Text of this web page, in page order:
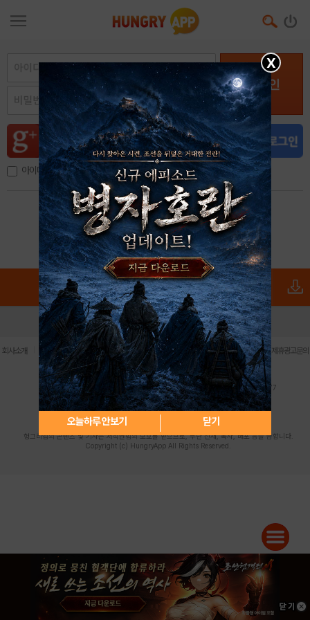
로그인
아이디, 이메일 저장
아이디 / 비밀번호 찾기 회원가입
X
오늘하루 안보기 닫기
로그인 PC버전 전체앱
회사소개 이용약관 | 개인정보 처리방침 | 청소년 보호정책 | 불법촬영물 신고센터 | 제휴광고문의
사업자등록번호:119-86-61101 (주)스마트나우 대표이사:송현두
주소: 서울시 금천구 가산디지털1로 171 연락처:063-284-8635 팩스:02-6265-0377
청소년보호책임자:김동욱desk@hungryapp.co.kr
등록번호:서울아02322 | 등록일자:2016년4월25일
발행인:(주)스마트나우 송현두 | 편집인:김동욱
헝그리앱의 콘텐츠 및 기사는 저작권법의 보호를 받으므로, 무단 전재, 복사, 배포 등을 금합니다.
Copyright (c) HungryApp All Rights Reserved.